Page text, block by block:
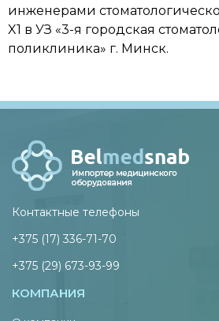
инженерами
X1 в УЗ «3-я городская
поликлиника» г. Минск.
Контактные телефоны
+375 (17) 336-71-70
+375 (29) 673-93-99
КОМПАНИЯ